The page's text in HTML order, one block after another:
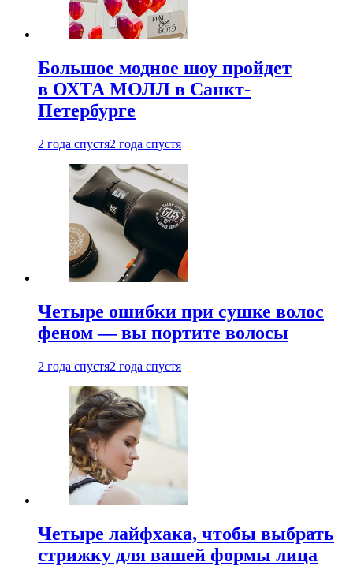
Большое модное шоу пройдет
в ОХТА МОЛЛ в Санкт-
Петербурге
2 года спустя2 года спустя
Четыре ошибки при сушке волос
феном — вы портите волосы
2 года спустя2 года спустя
Четыре лайфхака, чтобы выбрать
стрижку для вашей формы лица